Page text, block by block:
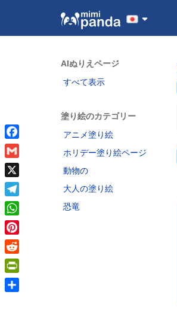
AIぬりえページ
すべて表示
塗り絵のカテゴリー
アニメ塗り絵
ホリデー塗り絵ページ
動物の
大人の塗り絵
恐竜
Facebook
Gmail
X
Telegram
WhatsApp
Pinterest
Reddit
PrintFriendly